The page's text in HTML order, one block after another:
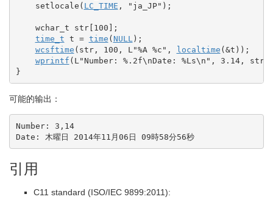
    setlocale
( LC_TIME , "ja_JP" ) ;
wchar_t str[ 100 ] ;
time_t t = time (NULL ) ;
wcsftime ( str, 100 , L "%A %c" , localtime (&t ) ) ;
wprintf ( L "Number: %.2f\nDate: %Ls\n " , 3.14, str
}
可能的输出：
Number: 3,14
Date: 木曜日 2014年11月06日 09時58分56秒
引用
C11 standard (ISO/IEC 9899:2011):